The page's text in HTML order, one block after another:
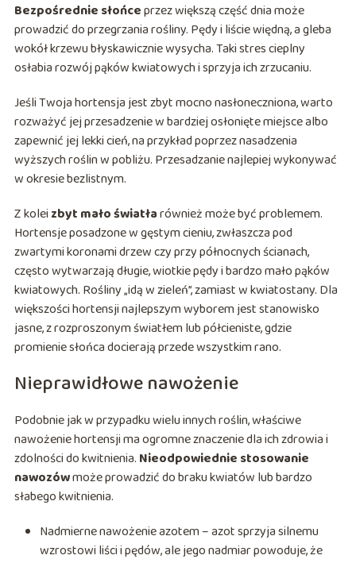
Bezpośrednie słońceprzez większą część dnia może
prowadzić do przegrzania rośliny. Pędy i liście więdną, a gleba
wokół krzewu błyskawicznie wysycha. Taki stres cieplny
osłabia rozwój pąków kwiatowych i sprzyja ich zrzucaniu.
Jeśli Twoja hortensja jest zbyt mocno nasłoneczniona, warto
rozważyć jej przesadzenie w bardziej osłonięte miejsce albo
zapewnić jej lekki cień, na przykład poprzez nasadzenia
wyższych roślin w pobliżu. Przesadzanie najlepiej wykonywać
w okresie bezlistnym.
Z kolei zbyt mało światłarównież może być problemem.
Hortensje posadzone w gęstym cieniu, zwłaszcza pod
zwartymi koronami drzew czy przy północnych ścianach,
często wytwarzają długie, wiotkie pędy i bardzo mało pąków
kwiatowych. Rośliny „idą w zieleń”, zamiast w kwiatostany. Dla
większości hortensji najlepszym wyborem jest stanowisko
jasne, z rozproszonym światłem lub półcieniste, gdzie
promienie słońca docierają przede wszystkim rano.
Nieprawidłowe nawożenie
Podobnie jak w przypadku wielu innych roślin, właściwe
nawożenie hortensji ma ogromne znaczenie dla ich zdrowia i
zdolności do kwitnienia. Nieodpowiednie stosowanie
nawozówmoże prowadzić do braku kwiatów lub bardzo
słabego kwitnienia.
Nadmierne nawożenie azotem – azot sprzyja silnemu
wzrostowi liści i pędów, ale jego nadmiar powoduje, że